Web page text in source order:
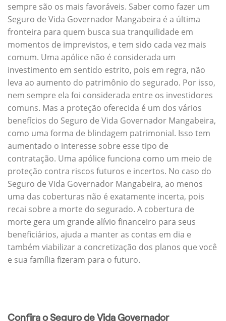
sempre são os mais favoráveis. Saber como fazer um
Seguro de Vida Governador Mangabeira é a última
fronteira para quem busca sua tranquilidade em
momentos de imprevistos, e tem sido cada vez mais
comum. Uma apólice não é considerada um
investimento em sentido estrito, pois em regra, não
leva ao aumento do patrimônio do segurado. Por isso,
nem sempre ela foi considerada entre os investidores
comuns. Mas a proteção oferecida é um dos vários
benefícios do Seguro de Vida Governador Mangabeira,
como uma forma de blindagem patrimonial. Isso tem
aumentado o interesse sobre esse tipo de
contratação. Uma apólice funciona como um meio de
proteção contra riscos futuros e incertos. No caso do
Seguro de Vida Governador Mangabeira, ao menos
uma das coberturas não é exatamente incerta, pois
recai sobre a morte do segurado. A cobertura de
morte gera um grande alívio financeiro para seus
beneficiários, ajuda a manter as contas em dia e
também viabilizar a concretização dos planos que você
e sua família fizeram para o futuro.
Confira o Seguro de Vida Governador